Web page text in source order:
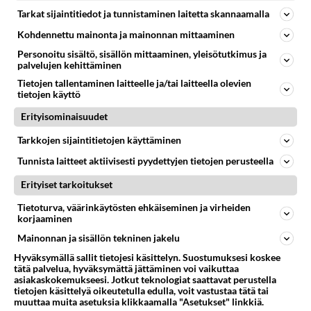
Ei vastauksia
kokemuksia. aina kun laitan peitevoidetta silmien alle
ja puuterin ke...
27.07.2025 13:33
MEIKKAUS Vastattu 6kk
Violetti ripsari/vihreät silmät
Onko kokemuksia näistä(shiseido controlled chaos
violet,tai gosh boombastic crazy volume violetti) ja
miksi näissä pitää...
Tarkat sijaintitiedot ja tunnistaminen laitetta skannaamalla
Kohdennettu mainonta ja mainonnan mittaaminen
Personoitu sisältö, sisällön mittaaminen, yleisötutkimus ja
palvelujen kehittäminen
Tietojen tallentaminen laitteelle ja/tai laitteella olevien
tietojen käyttö
Erityisominaisuudet
Tarkkojen sijaintitietojen käyttäminen
Tunnista laitteet aktiivisesti pyydettyjen tietojen perusteella
Erityiset tarkoitukset
Tietoturva, väärinkäytösten ehkäiseminen ja virheiden
korjaaminen
Mainonnan ja sisällön tekninen jakelu
Hyväksymällä sallit tietojesi käsittelyn. Suostumuksesi koskee
tätä palvelua, hyväksymättä jättäminen voi vaikuttaa
asiakaskokemukseesi. Jotkut teknologiat saattavat perustella
tietojen käsittelyä oikeutetulla edulla, voit vastustaa tätä tai
muuttaa muita asetuksia klikkaamalla "Asetukset" linkkiä.